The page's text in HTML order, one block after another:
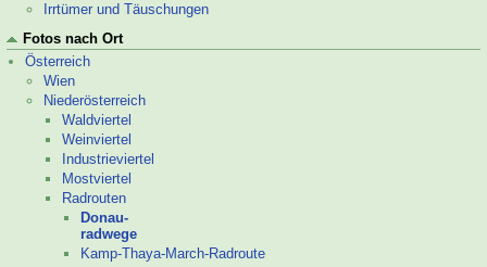
Irrtümer und Täuschungen
Fotos nach Ort
Österreich
Wien
Niederösterreich
Waldviertel
Weinviertel
Industrieviertel
Mostviertel
Radrouten
Donau-
radwege
Kamp-Thaya-March-Radroute